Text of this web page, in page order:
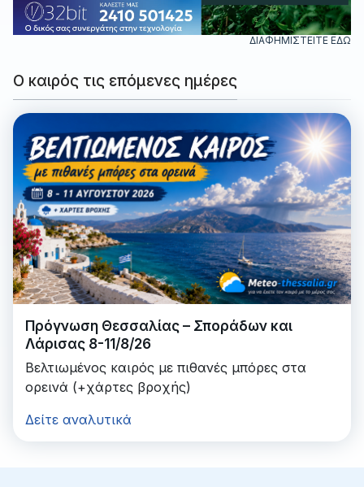
ΔΙΑΦΗΜΙΣΤΕΙΤΕ ΕΔΩ
Ο καιρός τις επόμενες ημέρες
Πρόγνωση Θεσσαλίας – Σποράδων και
Λάρισας 8-11/8/26
Βελτιωμένος καιρός με πιθανές μπόρες στα
ορεινά (+χάρτες βροχής)
Δείτε αναλυτικά